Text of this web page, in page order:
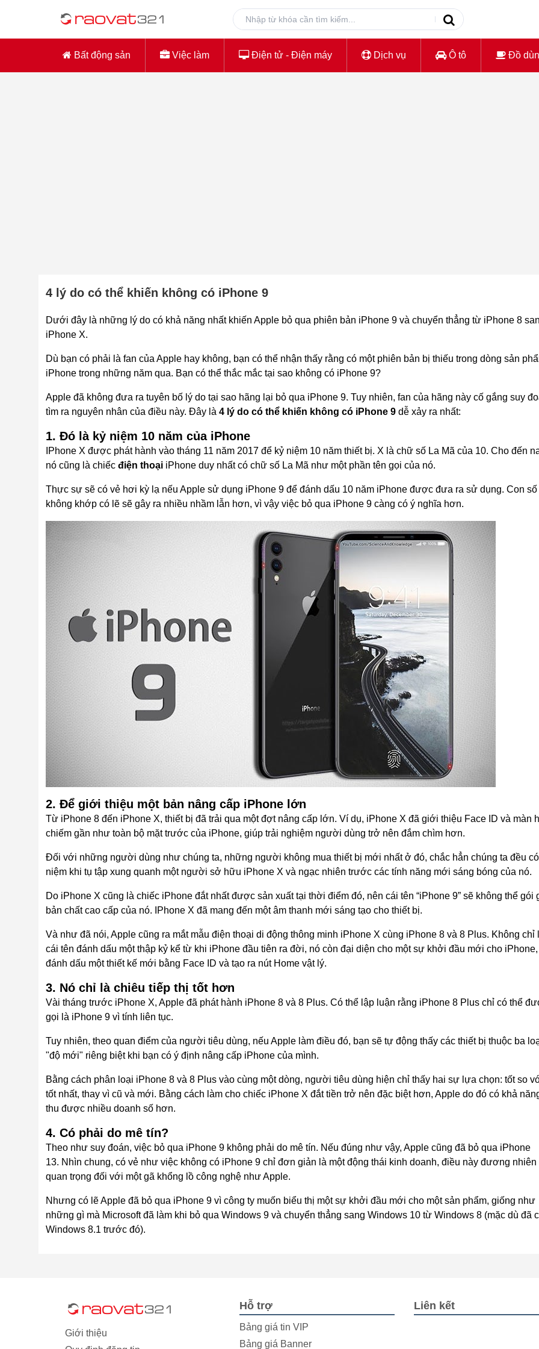
Bất động sản Việc làm Điện tử - Điện máy Dịch vụ Ô tô Đồ
4 lý do có thể khiến không có iPhone 9
Dưới đây là những lý do có khả năng nhất khiến Apple bỏ qua phiên bản iPhone 9 và chuyển thẳng từ iPhone 8
iPhone X.
Dù bạn có phải là fan của Apple hay không, bạn có thể nhận thấy rằng có một phiên bản bị thiếu trong dòng sản
iPhone trong những năm qua. Bạn có thể thắc mắc tại sao không có iPhone 9?
Apple đã không đưa ra tuyên bố lý do tại sao hãng lại bỏ qua iPhone 9. Tuy nhiên, fan của hãng này cố gắng suy
tìm ra nguyên nhân của điều này. Đây là 4 lý do có thể khiến không có iPhone 9 dễ xảy ra nhất:
1. Đó là kỷ niệm 10 năm của iPhone
IPhone X được phát hành vào tháng 11 năm 2017 để kỷ niệm 10 năm thiết bị. X là chữ số La Mã của 10. Cho đến
nó cũng là chiếc điện thoại iPhone duy nhất có chữ số La Mã như một phần tên gọi của nó.
Thực sự sẽ có vẻ hơi kỳ lạ nếu Apple sử dụng iPhone 9 để đánh dấu 10 năm iPhone được đưa ra sử dụng. Con số
không khớp có lẽ sẽ gây ra nhiều nhầm lẫn hơn, vì vậy việc bỏ qua iPhone 9 càng có ý nghĩa hơn.
2. Để giới thiệu một bản nâng cấp iPhone lớn
Từ iPhone 8 đến iPhone X, thiết bị đã trải qua một đợt nâng cấp lớn. Ví dụ, iPhone X đã giới thiệu Face ID và màn
chiếm gần như toàn bộ mặt trước của iPhone, giúp trải nghiệm người dùng trở nên đắm chìm hơn.
Đối với những người dùng như chúng ta, những người không mua thiết bị mới nhất ở đó, chắc hẳn chúng ta đều
niệm khi tụ tập xung quanh một người sở hữu iPhone X và ngạc nhiên trước các tính năng mới sáng bóng của nó.
Do iPhone X cũng là chiếc iPhone đắt nhất được sản xuất tại thời điểm đó, nên cái tên “iPhone 9” sẽ không thể gói
bản chất cao cấp của nó. IPhone X đã mang đến một âm thanh mới sáng tạo cho thiết bị.
Và như đã nói, Apple cũng ra mắt mẫu điện thoại di động thông minh iPhone X cùng iPhone 8 và 8 Plus. Không chỉ
cái tên đánh dấu một thập kỷ kể từ khi iPhone đầu tiên ra đời, nó còn đại diện cho một sự khởi đầu mới cho iPhone,
đánh dấu một thiết kế mới bằng Face ID và tạo ra nút Home vật lý.
3. Nó chỉ là chiêu tiếp thị tốt hơn
Vài tháng trước iPhone X, Apple đã phát hành iPhone 8 và 8 Plus. Có thể lập luận rằng iPhone 8 Plus chỉ có thể
gọi là iPhone 9 vì tính liên tục.
Tuy nhiên, theo quan điểm của người tiêu dùng, nếu Apple làm điều đó, bạn sẽ tự động thấy các thiết bị thuộc ba
"độ mới" riêng biệt khi bạn có ý định nâng cấp iPhone của mình.
Bằng cách phân loại iPhone 8 và 8 Plus vào cùng một dòng, người tiêu dùng hiện chỉ thấy hai sự lựa chọn: tốt so
tốt nhất, thay vì cũ và mới. Bằng cách làm cho chiếc iPhone X đắt tiền trở nên đặc biệt hơn, Apple do đó có khả
thu được nhiều doanh số hơn.
4. Có phải do mê tín?
Theo như suy đoán, việc bỏ qua iPhone 9 không phải do mê tín. Nếu đúng như vậy, Apple cũng đã bỏ qua iPhone
13. Nhìn chung, có vẻ như việc không có iPhone 9 chỉ đơn giản là một động thái kinh doanh, điều này đương nhiên
quan trọng đối với một gã khổng lồ công nghệ như Apple.
Nhưng có lẽ Apple đã bỏ qua iPhone 9 vì công ty muốn biểu thị một sự khởi đầu mới cho một sản phẩm, giống như
những gì mà Microsoft đã làm khi bỏ qua Windows 9 và chuyển thẳng sang Windows 10 từ Windows 8 (mặc dù đã
Windows 8.1 trước đó).
Giới thiệu
Hỗ trợ
Bảng giá tin VIP
Bảng giá Banner
Liên kết